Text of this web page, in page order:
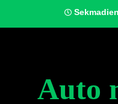
content
Auto